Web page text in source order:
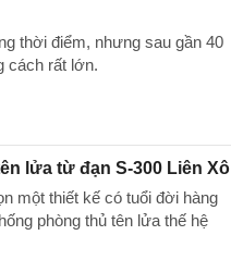
thời điểm, nhưng sau gần 40
cách rất lớn.
lửa từ đạn S-300 Liên Xô
một thiết kế có tuổi đời hàng
phòng thủ tên lửa thế hệ